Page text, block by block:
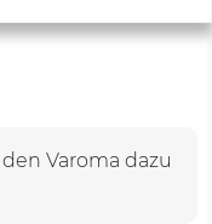
Varoma dazu